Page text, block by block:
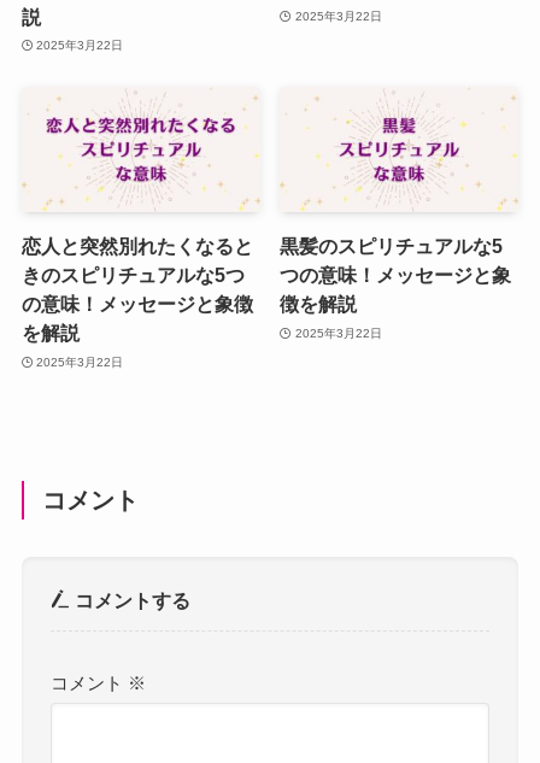
説
2025年3月22日
2025年3月22日
恋人と突然別れたくなると
きのスピリチュアルな5つ
の意味！メッセージと象徴
を解説
2025年3月22日
黒髪のスピリチュアルな5
つの意味！メッセージと象
徴を解説
2025年3月22日
コメント
コメントする
コメント ※